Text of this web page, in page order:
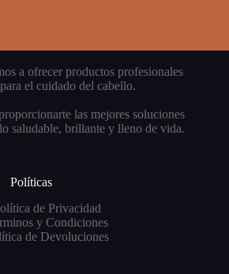
a ofrecer productos profesionales
el cuidado del cabello.
las mejores soluciones
saludable, brillante y lleno de vida.
Políticas
de Privacidad
y Condiciones
de Devoluciones